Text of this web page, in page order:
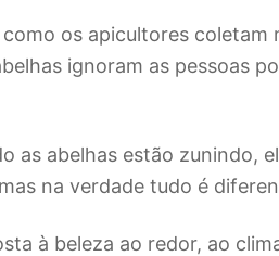
os apicultores coletam
ignoram as pessoas
as abelhas estão zunindo,
na verdade tudo é
à beleza ao redor, ao